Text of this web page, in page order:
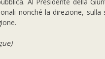
nonché la direzione,